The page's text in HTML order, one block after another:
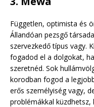
Független, optimista és
Állandóan pezsgő
szervezkedő típus vagy.
fogadod el a dolgokat,
szeretnéd. Sok
korodban fogod a
erős személyiség vagy,
problémákkal küzdhetsz,